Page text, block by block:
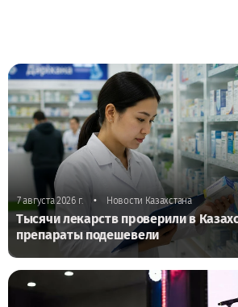
7 августа 2026 г. • Новости Казахстана
Тысячи лекарств проверили в
препараты подешевели